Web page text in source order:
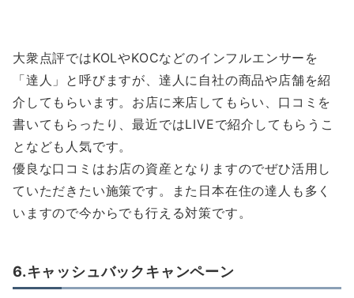
大衆点評ではKOLやKOCなどのインフルエンサーを
「達人」と呼びますが、達人に自社の商品や店舗を紹
介してもらいます。お店に来店してもらい、口コミを
書いてもらったり、最近ではLIVEで紹介してもらうこ
となども人気です。
優良な口コミはお店の資産となりますのでぜひ活用し
ていただきたい施策です。また日本在住の達人も多く
いますので今からでも行える対策です。
6.キャッシュバックキャンペーン